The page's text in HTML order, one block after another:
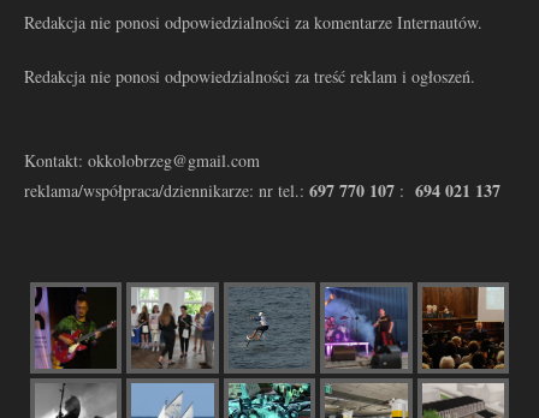
Redakcja nie ponosi odpowiedzialności za komentarze Internautów.
Redakcja nie ponosi odpowiedzialności za treść reklam i ogłoszeń.
Kontakt: okkolobrzeg@gmail.com
reklama/współpraca/dziennikarze: nr tel.: 697 770 107 : 694 021 137